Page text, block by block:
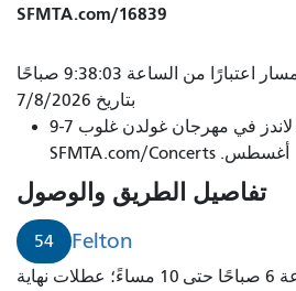
SFMTA.com/16839
لا تتوفر التوقعات لأي مسار اعتبارًا من الساعة 9:38:03 صباحًا
بتاريخ 7/8/2026
مهرجان أوتسايد لاندز في مهرجان غولدن غلوب 7-9
أغسطس. SFMTA.com/Concerts
تفاصيل الطريق والوصول
54 Felton
أيام الأسبوع من الساعة 6 صباحًا حتى 10 مساءً؛ عطلات نهاية